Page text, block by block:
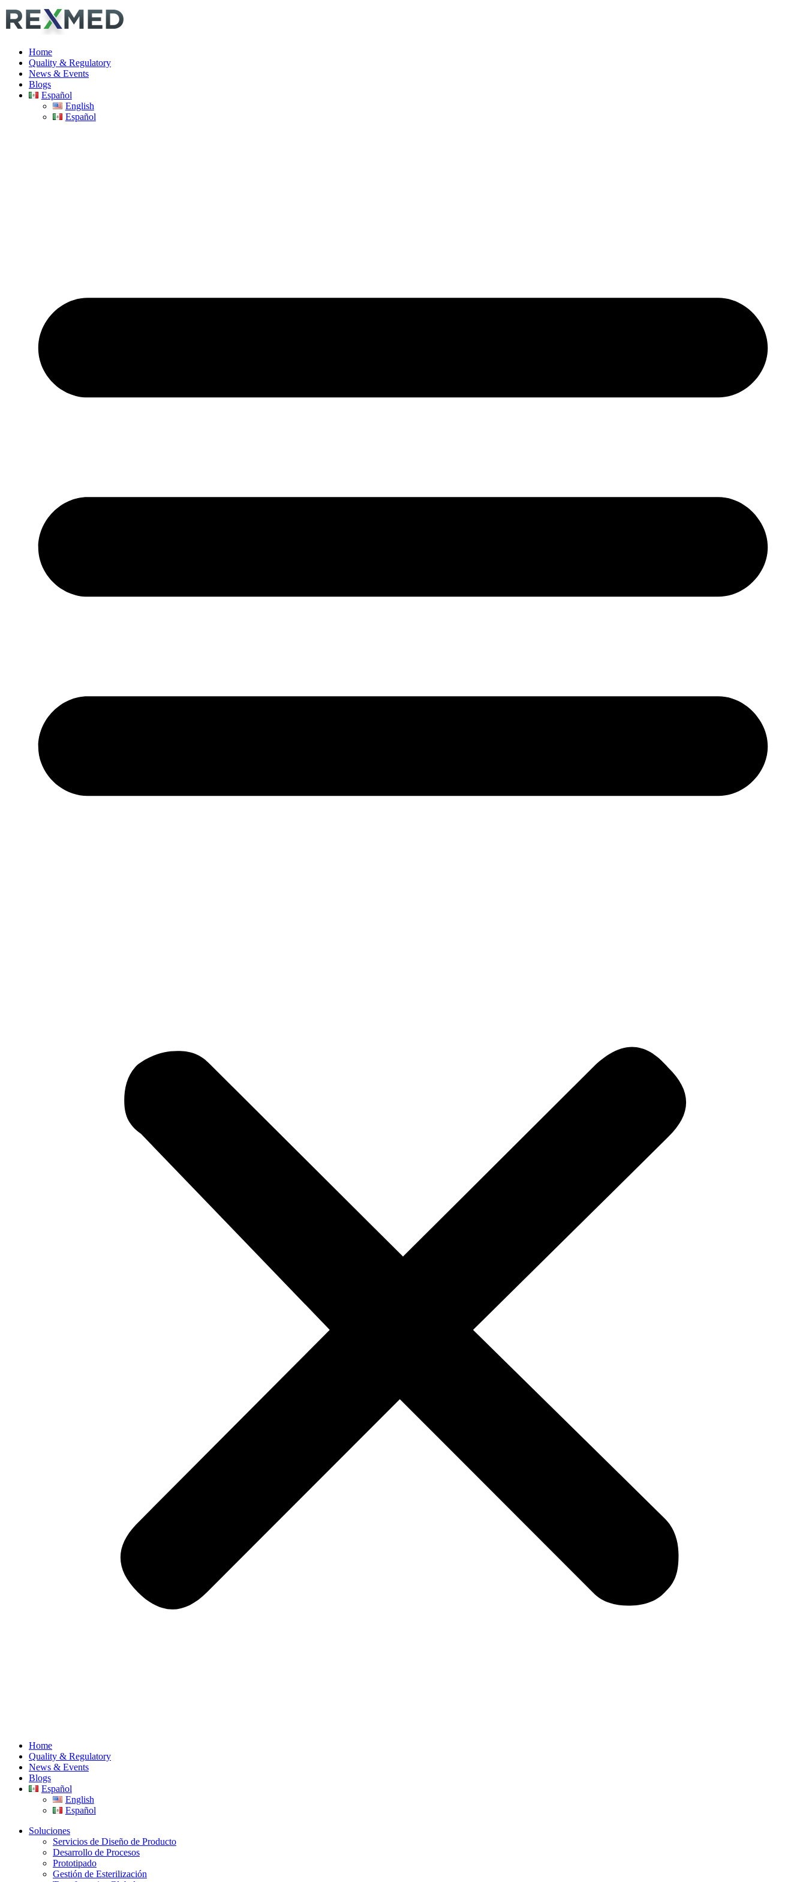
Home
Quality & Regulatory
News & Events
Blogs
Español
English
Español
Home
Quality & Regulatory
News & Events
Blogs
Español
English
Español
Soluciones
Servicios de Diseño de Producto
Desarrollo de Procesos
Prototipado
Gestión de Esterilización